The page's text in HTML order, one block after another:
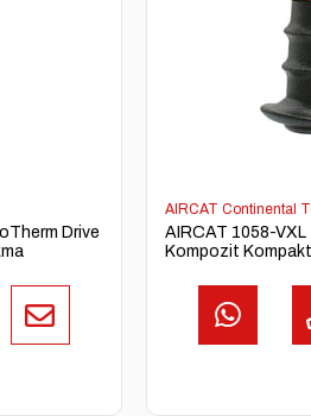
Drive
AIRCAT Continental
AIRCAT 1058-VXL
Kompozit Kompakt